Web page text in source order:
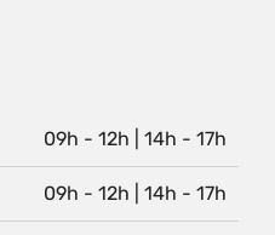
09h - 12h | 14h - 17h
09h - 12h | 14h - 17h